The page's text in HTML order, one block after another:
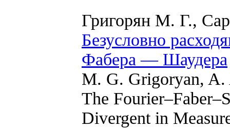
Григорян М. Г.,
Безусловно
Фабера — Шаудера
M. G. Grigoryan, A.
The
Divergent in